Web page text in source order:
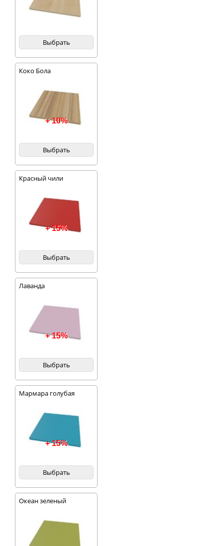
Выбрать
Коко Бола
+ 10%
Выбрать
Красный чили
+ 15%
Выбрать
Лаванда
+ 15%
Выбрать
Мармара голубая
+ 15%
Выбрать
Океан зеленый